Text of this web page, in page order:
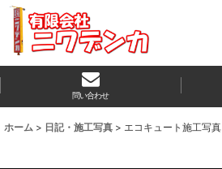
問い合わせ
ホーム > 日記・施工写真 > エコキュート施工写真